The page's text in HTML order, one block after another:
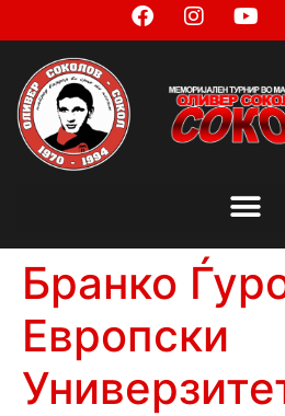
Бранко
Европски